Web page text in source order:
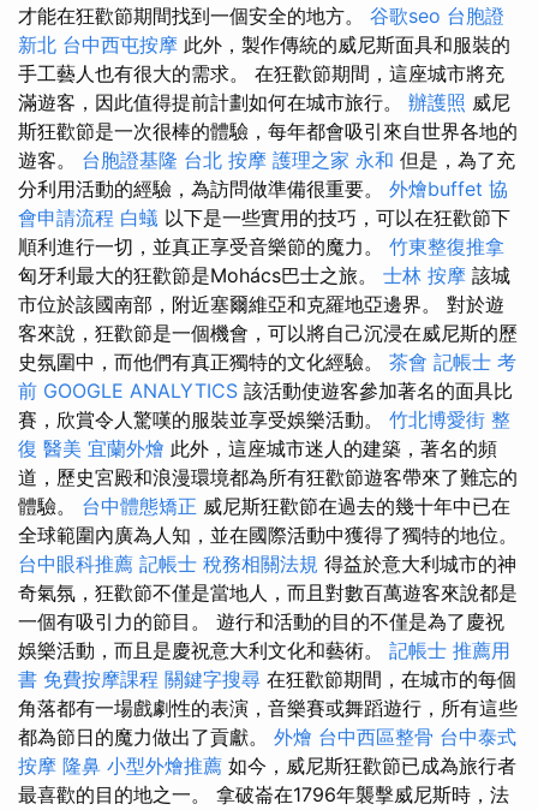
才能在狂歡節期間找到一個安全的地方。 谷歌seo 台胞證
新北 台中西屯按摩 此外，製作傳統的威尼斯面具和服裝的
手工藝人也有很大的需求。 在狂歡節期間，這座城市將充
滿遊客，因此值得提前計劃如何在城市旅行。 辦護照 威尼
斯狂歡節是一次很棒的體驗，每年都會吸引來自世界各地的
遊客。 台胞證基隆 台北 按摩 護理之家 永和 但是，為了充
分利用活動的經驗，為訪問做準備很重要。 外燴buffet 協
會申請流程 白蟻 以下是一些實用的技巧，可以在狂歡節下
順利進行一切，並真正享受音樂節的魔力。 竹東整復推拿
匈牙利最大的狂歡節是Mohács巴士之旅。 士林 按摩 該城
市位於該國南部，附近塞爾維亞和克羅地亞邊界。 對於遊
客來說，狂歡節是一個機會，可以將自己沉浸在威尼斯的歷
史氛圍中，而他們有真正獨特的文化經驗。 茶會 記帳士 考
前 GOOGLE ANALYTICS 該活動使遊客參加著名的面具比
賽，欣賞令人驚嘆的服裝並享受娛樂活動。 竹北博愛街 整
復 醫美 宜蘭外燴 此外，這座城市迷人的建築，著名的頻
道，歷史宮殿和浪漫環境都為所有狂歡節遊客帶來了難忘的
體驗。 台中體態矯正 威尼斯狂歡節在過去的幾十年中已在
全球範圍內廣為人知，並在國際活動中獲得了獨特的地位。
台中眼科推薦 記帳士 稅務相關法規 得益於意大利城市的神
奇氣氛，狂歡節不僅是當地人，而且對數百萬遊客來說都是
一個有吸引力的節目。 遊行和活動的目的不僅是為了慶祝
娛樂活動，而且是慶祝意大利文化和藝術。 記帳士 推薦用
書 免費按摩課程 關鍵字搜尋 在狂歡節期間，在城市的每個
角落都有一場戲劇性的表演，音樂賽或舞蹈遊行，所有這些
都為節日的魔力做出了貢獻。 外燴 台中西區整骨 台中泰式
按摩 隆鼻 小型外燴推薦 如今，威尼斯狂歡節已成為旅行者
最喜歡的目的地之一。 拿破崙在1796年襲擊威尼斯時，法